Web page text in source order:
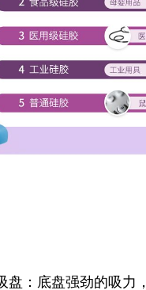
盘：底盘强劲的吸力